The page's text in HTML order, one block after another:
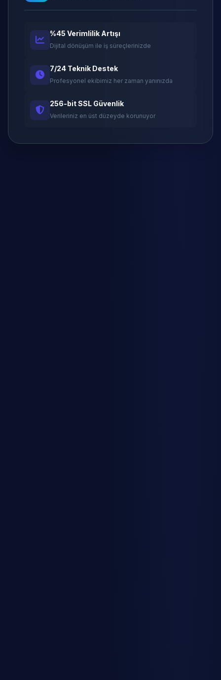
%45 Verimlilik Artışı
Dijital dönüşüm ile iş süreçlerinizde
7/24 Teknik Destek
Profesyonel ekibimiz her zaman yanınızda
256-bit SSL Güvenlik
Verileriniz en üst düzeyde korunuyor